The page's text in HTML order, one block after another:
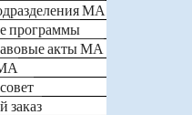
МА
программы
акты МА
заказ